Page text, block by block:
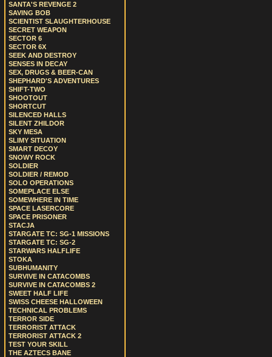
SANTA'S REVENGE 2
SAVING BOB
SCIENTIST SLAUGHTERHOUSE
SECRET WEAPON
SECTOR 6
SECTOR 6X
SEEK AND DESTROY
SENSES IN DECAY
SEX, DRUGS & BEER-CAN
SHEPHARD'S ADVENTURES
SHIFT-TWO
SHOOTOUT
SHORTCUT
SILENCED HALLS
SILENT ZHILDOR
SKY MESA
SLIMY SITUATION
SMART DECOY
SNOWY ROCK
SOLDIER
SOLDIER / REMOD
SOLO OPERATIONS
SOMEPLACE ELSE
SOMEWHERE IN TIME
SPACE LASERCORE
SPACE PRISONER
STACJA
STARGATE TC: SG-1 MISSIONS
STARGATE TC: SG-2
STARWARS HALFLIFE
STOKA
SUBHUMANITY
SURVIVE IN CATACOMBS
SURVIVE IN CATACOMBS 2
SWEET HALF LIFE
SWISS CHEESE HALLOWEEN
TECHNICAL PROBLEMS
TERROR SIDE
TERRORIST ATTACK
TERRORIST ATTACK 2
TEST YOUR SKILL
THE AZTECS BANE